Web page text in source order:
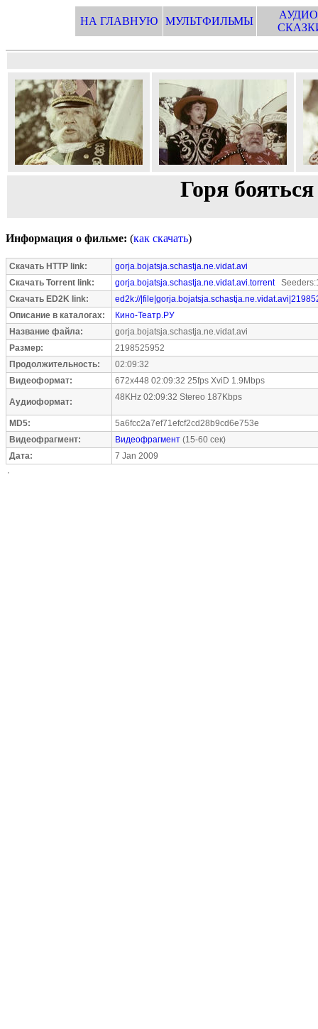
НА ГЛАВНУЮ МУЛЬТФИЛЬМЫ
Горя
Информация о фильме: (как скачать)
Скачать HTTP link:
gorja.bojatsja.schastja.ne.vidat.avi
Скачать Torrent link:
gorja.bojatsja.schastja.ne.vidat.avi.torrent
Скачать ED2K link:
ed2k://
Описание в каталогах:
Кино-Театр.РУ
Название файла:
gorja.bojatsja.schastja.ne.vidat.avi
Размер:
2198525952
Продолжительность:
02:09:32
Видеоформат:
672x448 02:09:32 25fps XviD 1.9Mbps
Аудиоформат: 48KHz 02:09:32 Stereo 187Kbps
MD5:
5a6fcc2a7ef71efcf2cd28b9cd6e753e
Видеофрагмент:
Видеофрагмент (15-60 сек)
Дата:
7 Jan 2009